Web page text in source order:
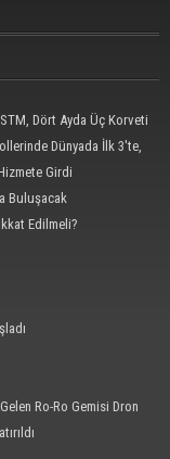
Dört Ayda Üç Korveti
Dünyada İlk 3'te,
Girdi
Buluşacak
Edilmeli?
Ro-Ro Gemisi Dron